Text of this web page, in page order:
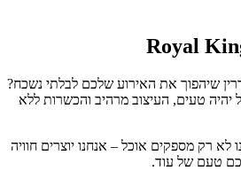
Royal
שיהפוך את האירוע שלכם לבלתי נשכח?
יהיה טעים, העיצוב מרהיב והכשרות ללא
לא רק מספקים אוכל – אנחנו יוצרים חוויה
טעם של עוד.